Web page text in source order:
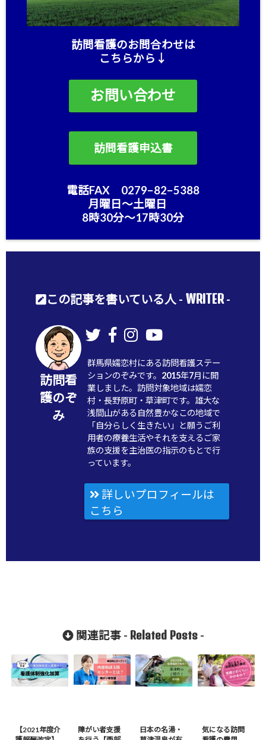
訪問看護のお問合わせは
こちらから↓
お問い合わせ
訪問看護申込書
電話FAX 0279−82−5388
月曜日〜土曜日
8時30分〜17時30分
この記事を書いている人 - WRITER-
訪問看
護のぞ
み
群馬県嬬恋村にある訪問看護ステー
ションのぞみです。2015年7月に開
業しました。訪問対象地域は嬬恋
村・長野原町・草津町です。雄大な
浅間山がある自然豊かなこの地域で
「自分らしく生きたい」と願うご利
用者の療養生活やそれを支えるご家
族の支援を主治医の指示のもとで行
っています。
詳しいプロフィールは
こちら
関連記事 - Related Posts-
【2021年度介
障がい者支援
日本の名湯・
気になる訪問